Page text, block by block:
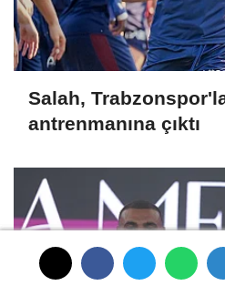
Salah,
antrenmanına çıktı